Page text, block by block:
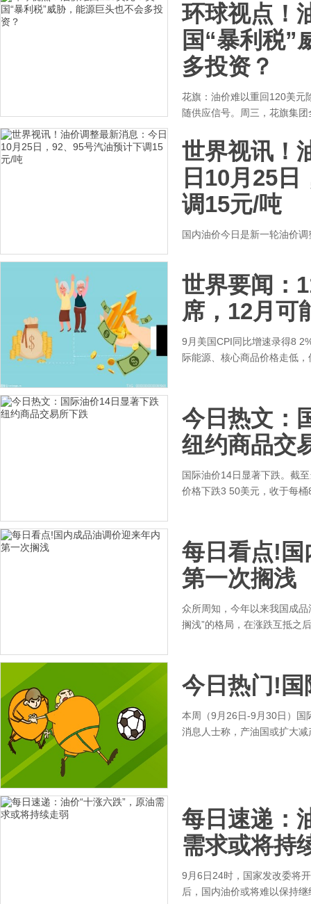
环球视点！
国“暴利税”
多投资？
花旗：油价难以重回120美元
随供应信号。周三，花旗集
世界视讯！
日10月25
调15元/吨
国内油价今日是新一轮油价
世界要闻：
席，12月可
9月美国CPI同比增速录得8
际能源、核心商品价格走低
今日热文：
纽约商品交
国际油价14日显著下跌。截
价格下跌3 50美元，收于每
每日看点!国
第一次搁浅
众所周知，今年以来我国成
搁浅”的格局，在涨跌互抵之
今日热门!国
本周（9月26日-9月30日）国
消息人士称，产油国或扩大
每日速递：
需求或将持
9月6日24时，国家发改委将
后，国内油价或将难以保持